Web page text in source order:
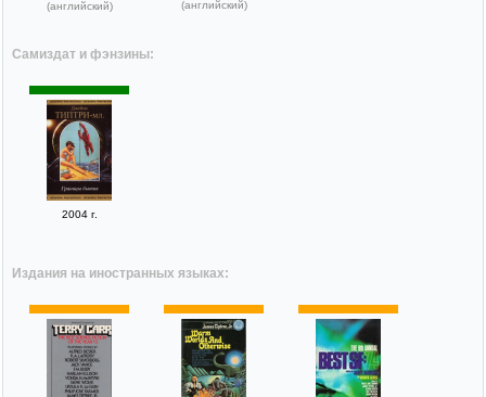
(английский)
(английский)
Самиздат и фэнзины:
2004 г.
Издания на иностранных языках: